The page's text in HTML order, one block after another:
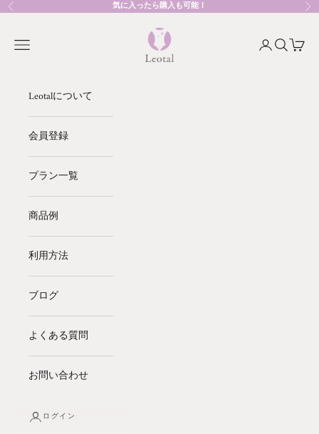
コンテンツへスキップ
前へ 気に入ったら購入も可能！ 次
Leotal
メニューを開く アカウント
検索を開
カー
Leotalについて
会員登録
プラン一覧
商品例
利用方法
ブログ
よくある質問
お問い合わせ
ログイン